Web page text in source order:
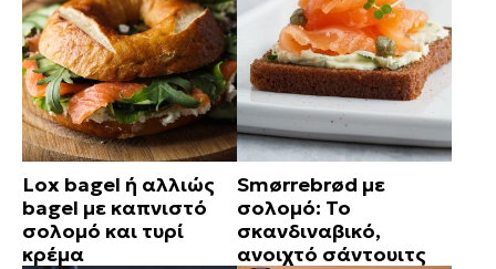
Lox bagel ή αλλιώς
bagel με καπνιστό
σολομό και τυρί
κρέμα
Smørrebrød με
σολομό: Το
σκανδιναβικό,
ανοιχτό σάντουιτς